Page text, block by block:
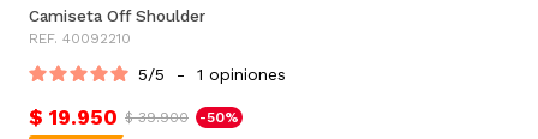
Camiseta Off Shoulder
REF. 40092210
5/5 - 1 opiniones
$ 19.950 $ 39.900 -50%